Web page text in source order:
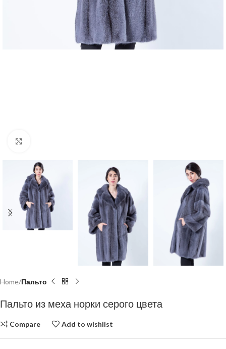
Home Пальто
Пальто из меха норки серого цвета
Compare Add to wishlist